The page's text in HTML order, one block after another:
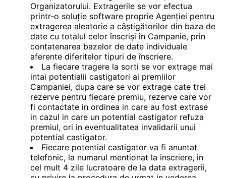
Organizatorului. Extragerile se vor efectua
printr-o soluție software proprie Agenției pentru
extragerea aleatorie a câștigătorilor din baza de
date cu totalul celor înscriși în Campanie, prin
contatenarea bazelor de date individuale
aferente diferitelor tipuri de înscriere.
La fiecare tragere la sorti se vor extrage mai
intai potentialii castigatori ai premiilor
Campaniei, dupa care se vor extrage cate trei
rezerve pentru fiecare premiu, rezerve care vor
fi contactate in ordinea in care au fost extrase
in cazul in care un potential castigator refuza
premiul, ori in eventualitatea invalidarii unui
potential castigator.
Fiecare potential castigator va fi anuntat
telefonic, la numarul mentionat la inscriere, in
cel mult 4 zile lucratoare de la data extragerii,